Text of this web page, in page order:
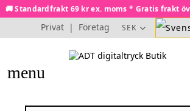
🚚 Standardfrakt 69 kr ex. moms * Gratis frakt
Privat | Företag SEK
menu